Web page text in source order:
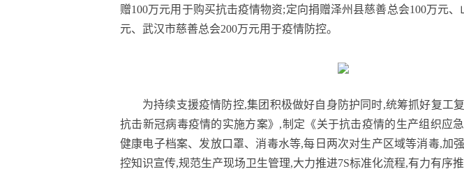
赠100万元用于购买抗击疫情物资;定向捐赠泽州县慈善总会100万元、
元、武汉市慈善总会200万元用于疫情防控。
为持续支援疫情防控,集团积极做好自身防护同时,统筹抓好复工
抗击新冠病毒疫情的实施方案》,制定《关于抗击疫情的生产组织应
健康电子档案、发放口罩、消毒水等,每日两次对生产区域等消毒,加
控知识宣传,规范生产现场卫生管理,大力推进7S标准化流程,有力有序推